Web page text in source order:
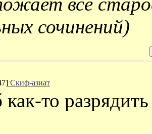
сочинений)
Скиф-азиат
то разрядить